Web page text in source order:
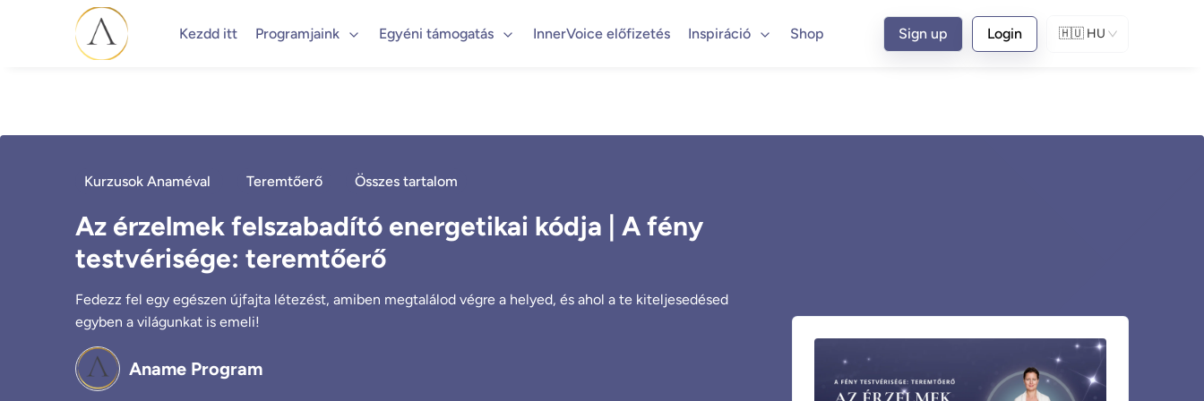
Kezdd itt Programjaink Egyéni támogatás InnerVoice előfizetés Inspiráció Shop Sign up Login 🇭🇺 HU
Kurzusok Anaméval Teremtőerő Összes tartalom
Az érzelmek felszabadító energetikai kódja | A fény
testvérisége: teremtőerő
Fedezz fel egy egészen újfajta létezést, amiben megtalálod végre a helyed, és ahol a te kiteljesedésed
egyben a világunkat is emeli!
Aname Program